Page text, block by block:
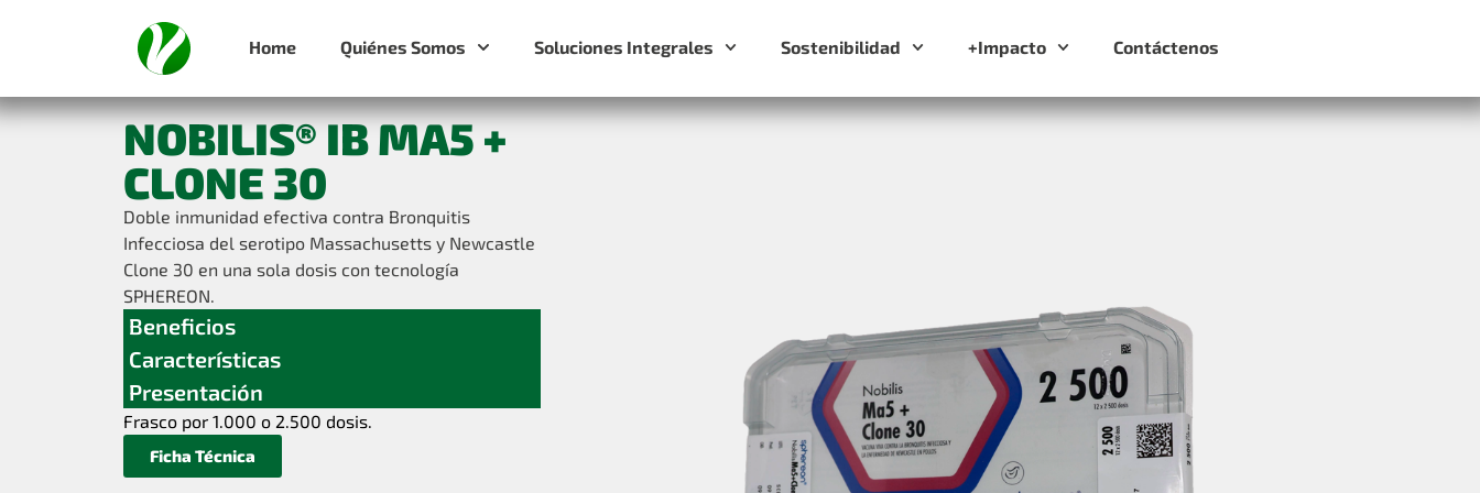
Home Quiénes Somos Soluciones Integrales Sostenibilidad +Impacto Contáctenos
NOBILIS® IB MA5 +
CLONE 30
Doble inmunidad efectiva contra Bronquitis
Infecciosa del serotipo Massachusetts y Newcastle
Clone 30 en una sola dosis con tecnología
SPHEREON.
Beneficios
Características
Presentación
Frasco por 1.000 o 2.500 dosis.
Ficha Técnica